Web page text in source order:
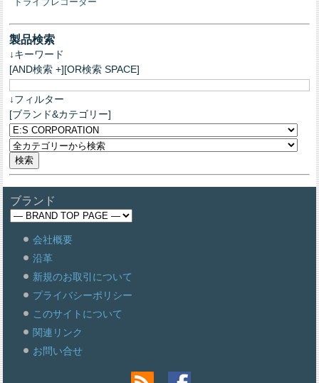
製品検索
↓キーワード
[AND検索 +][OR検索 SPACE]
↓フィルター
[ブランド&カテゴリー]
ブランド
会社概要
沿革
新規のお取引について
プライバシーポリシー
このサイトについて
関連リンク
お問い合せ